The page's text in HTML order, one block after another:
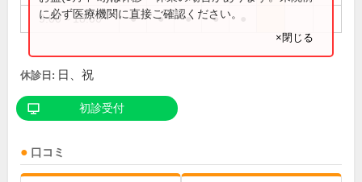
9:00～18:00 ● ● ● ●
に必ず医療機関に直接ご確認ください。
×閉じる
休診日: 日、祝
初診受付
口コミ